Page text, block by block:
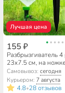
Лучшая цена
155 ₽
Разбрызгиватель
23х7.5 см, на
быстросъемный,
Самовывоз:сегодня
Курьером: 7 августа
4.8•28 отзывов